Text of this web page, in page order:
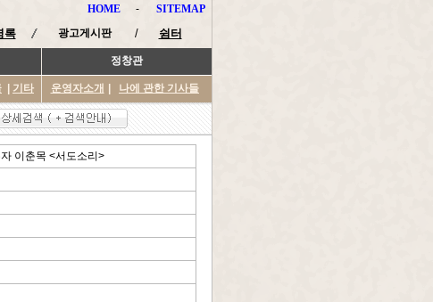
HOME - SITEMAP
록 광고게시판 / 쉼터
정창관
기타 운영자소개 나에 관한 기사들
이춘목 <서도소리>